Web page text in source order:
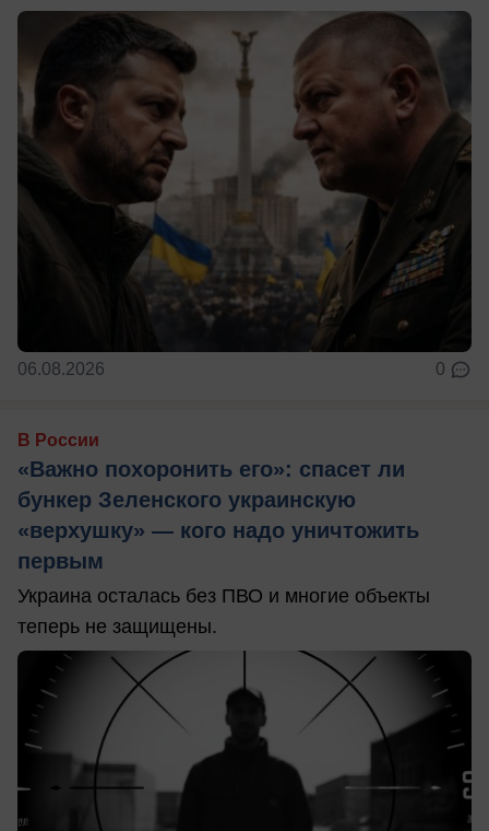
06.08.2026 0
В России
«Важно похоронить его»: спасет ли
бункер Зеленского украинскую
«верхушку» — кого надо уничтожить
первым
Украина осталась без ПВО и многие объекты
теперь не защищены.